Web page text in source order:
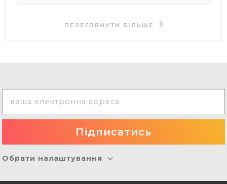
ПЕРЕГЛЯНУТИ БІЛЬШЕ
Обрати налаштування